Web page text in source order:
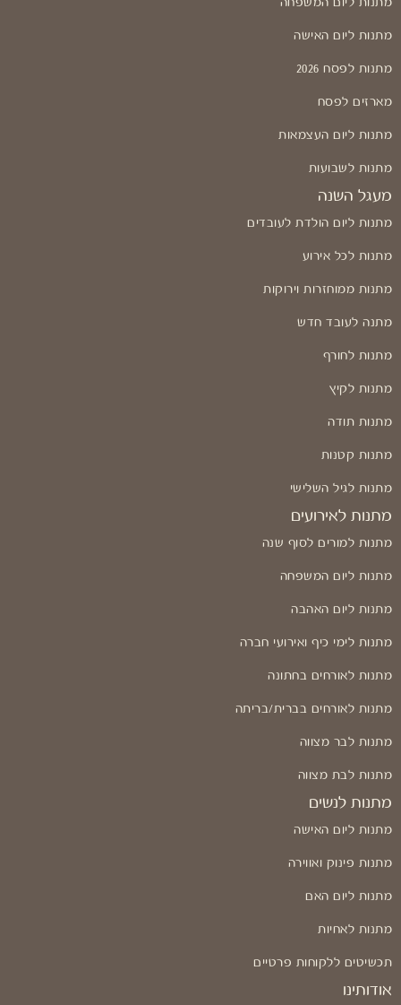
מתנות ליום המשפחה
מתנות ליום האישה
מתנות לפסח 2026
מארזים לפסח
מתנות ליום העצמאות
מתנות לשבועות
מעגל השנה
מתנות ליום הולדת לעובדים
מתנות לכל אירוע
מתנות ממוחזרות וירוקות
מתנה לעובד חדש
מתנות לחורף
מתנות לקיץ
מתנות תודה
מתנות קטנות
מתנות לגיל השלישי
מתנות לאירועים
מתנות למורים לסוף שנה
מתנות ליום המשפחה
מתנות ליום האהבה
מתנות לימי כיף ואירועי חברה
מתנות לאורחים בחתונה
מתנות לאורחים בברית/בריתה
מתנות לבר מצווה
מתנות לבת מצווה
מתנות לנשים
מתנות ליום האישה
מתנות פינוק ואווירה
מתנות ליום האם
מתנות לאחיות
תכשיטים ללקוחות פרטיים
אודותינו